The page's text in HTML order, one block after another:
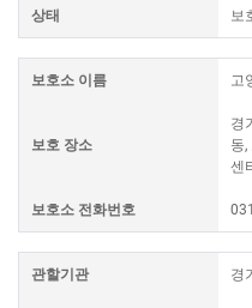
상태 보
보호소 이름 고
보호 장소
경
동
센
보호소 전화번호
관할기관 경